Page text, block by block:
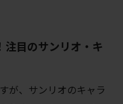
注目のサンリオ・キ
が、サンリオのキャラ